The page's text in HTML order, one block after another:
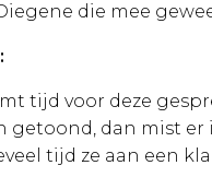
die mee
tijd voor deze
dan mist er
tijd ze aan een